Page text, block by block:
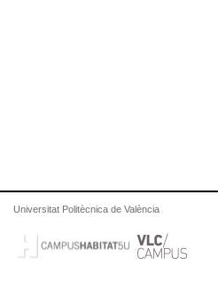
Universitat Politècnica de València